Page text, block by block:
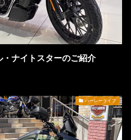
・ナイトスターのご紹介
ハーレーライフ